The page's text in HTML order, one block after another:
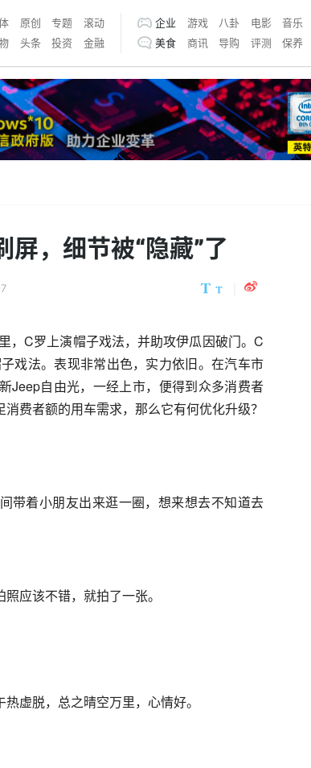
原创 专题
滚动
头条 投资 金融
企业 游戏 八卦 电影
音乐
美食
商讯 导购 评测 保养
屏，细节被“隐藏”了
，C罗上演帽子戏法，并助攻伊瓜因破门。C
戏法。表现非常出色，实力依旧。在汽车市
Jeep自由光，一经上市，便得到众多消费者
费者额的用车需求，那么它有何优化升级？
带着小朋友出来逛一圈，想来想去不知道去
应该不错，就拍了一张。
虚脱，总之晴空万里，心情好。